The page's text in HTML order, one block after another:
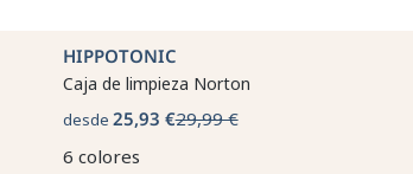
HIPPOTONIC
Caja de limpieza Norton
desde 25,93 €29,99 €
6 colores